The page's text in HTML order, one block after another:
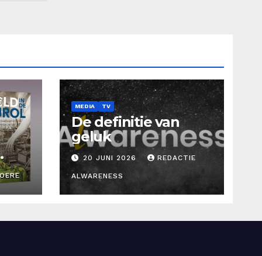
MEDIA TV
De definitie van
geluk
20 JUNI 2026 REDACTIE
ALWARENESS